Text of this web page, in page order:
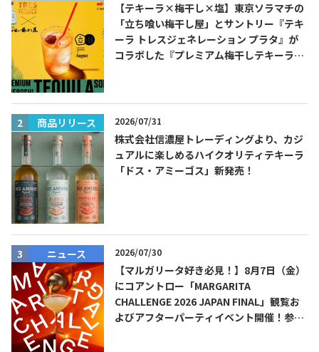
【テキーラ×梅干し×塩】東京ソラマチの
「立ち喰い梅干し屋」とサントリー『テキ
ーラ トレスジェネレーション プラタ』が
コラボした『プレミアム梅干しテキーラソ
商品リリース 2026/07/31
株式会社信濃屋トレーディングより、カジ
ュアルに楽しめるハイクオリティテキーラ
「ドス・アミーゴス」新発売！
ニュース 2026/07/30
【マルガリータ好き必見！】8月7日（金）
にコアントロー「MARGARITA
CHALLENGE 2026 JAPAN FINAL」観覧お
よびアフターパーティイベント開催！参加